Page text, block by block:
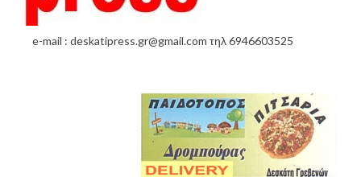
e-mail : deskatipress.gr@gmail.com τηλ 6946603525